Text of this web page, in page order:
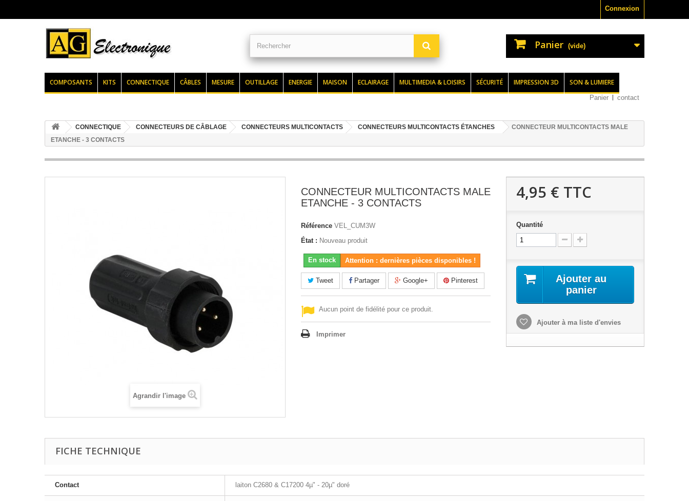
Connexion
Panier (vide)
COMPOSANTS KITS CONNECTIQUE CÂBLES MESURE OUTILLAGE ENERGIE MAISON ECLAIRAGE MULTIMEDIA & LOISIRS SÉCURITÉ IMPRESSION 3D SON & LUMIERE
Panier contact
CONNECTIQUE CONNECTEURS DE CÂBLAGE CONNECTEURS MULTICONTACTS CONNECTEURS MULTICONTACTS ÉTANCHES
CONNECTEUR MULTICONTACTS MALE
ETANCHE - 3 CONTACTS
Agrandir l'image
CONNECTEUR MULTICONTACTS MALE
ETANCHE - 3 CONTACTS
Référence VEL_CUM3W
État : Nouveau produit
En stock Attention : dernières pièces disponibles !
Tweet Partager Google+ Pinterest
Aucun point de fidélité pour ce produit.
Imprimer
4,95 € TTC
Quantité
Ajouter au
panier
Ajouter à ma liste d'envies
FICHE TECHNIQUE
Contact laiton C2680 & C17200 4µ" - 20µ" doré